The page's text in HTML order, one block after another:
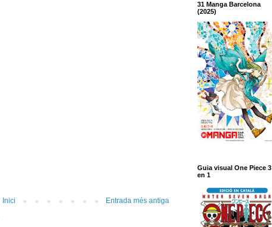
Entrada més antiga
Inici
31 Manga Barcelona
(2025)
Guia visual One Piece 3
en 1